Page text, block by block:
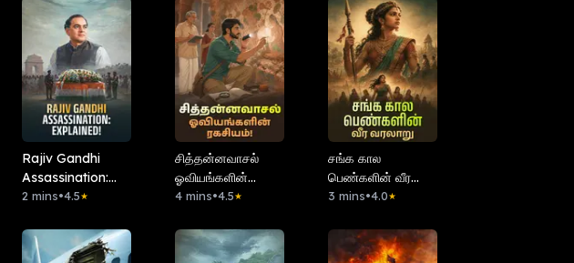
Rajiv Gandhi
Assassination:
Explained!
2 mins•4.5★
சித்தன்னவாசல்
ஓவியங்களின்
ரகசியம்!
4 mins•4.5★
சங்க கால
பெண்களின் வீர
வரலாறு
3 mins•4.0★